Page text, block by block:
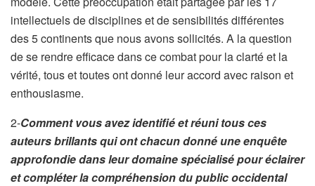
intellectuels de disciplines et de sensibilités différentes
des 5 continents que nous avons sollicités. A la question
de se rendre efficace dans ce combat pour la clarté et la
vérité, tous et toutes ont donné leur accord avec raison et
enthousiasme.
2-Comment vous avez identifié et réuni tous ces
auteurs brillants qui ont chacun donné une enquête
approfondie dans leur domaine spécialisé pour éclairer
et compléter la compréhension du public occidental